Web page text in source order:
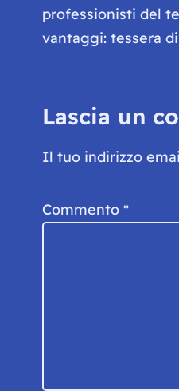
professionisti del
vantaggi: tessera
Lascia un
Il tuo indirizzo
Commento *